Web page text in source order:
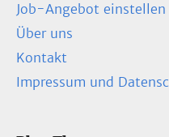
Job-Angebot einstellen
Über uns
Kontakt
Impressum und